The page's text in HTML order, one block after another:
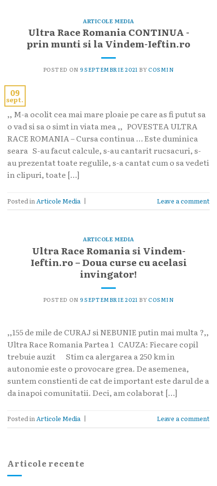
Articole recente
ARTICOLE MEDIA
Ultra Race Romania CONTINUA -
prin munti si la Vindem-Ieftin.ro
POSTED ON9 SEPTEMBRIE 2021 BYCOSMIN
09
sept.
,, M-a ocolit cea mai mare ploaie pe care as fi putut sa
o vad si sa o simt in viata mea ,, POVESTEA ULTRA
RACE ROMANIA – Cursa continua … Este duminica
seara S-au facut calcule, s-au cantarit rucsacuri, s-
au prezentat toate regulile, s-a cantat cum o sa vedeti
in clipuri, toate […]
Posted in Articole Media | Leave a comment
ARTICOLE MEDIA
Ultra Race Romania si Vindem-
Ieftin.ro – Doua curse cu acelasi
invingator!
POSTED ON9 SEPTEMBRIE 2021 BYCOSMIN
,,155 de mile de CURAJ si NEBUNIE putin mai multa ?,,
Ultra Race Romania Partea 1 CAUZA: Fiecare copil
trebuie auzit Stim ca alergarea a 250 km in
autonomie este o provocare grea. De asemenea,
suntem constienti de cat de important este darul de a
da inapoi comunitatii. Deci, am colaborat […]
Posted inArticole Media | Leave a comment